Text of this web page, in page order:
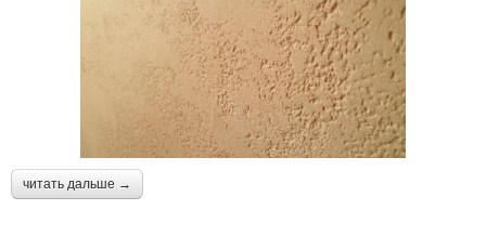
читать дальше →